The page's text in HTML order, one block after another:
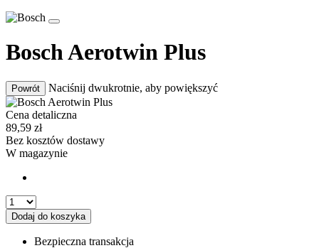
Bosch Aerotwin Plus
Powrót Naciśnij dwukrotnie, aby powiększyć
Cena detaliczna
89,59 zł
Bez kosztów dostawy
W magazynie
Dodaj do koszyka
Bezpieczna transakcja